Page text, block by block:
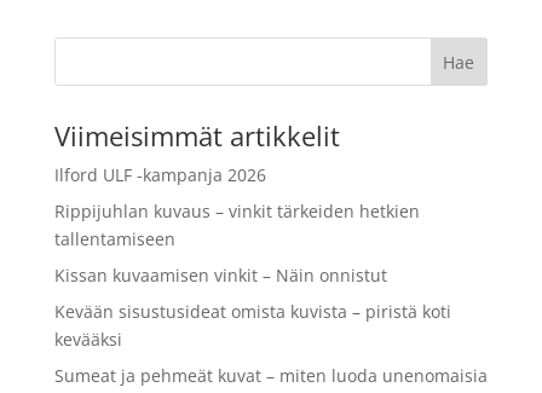
Viimeisimmät artikkelit
Ilford ULF -kampanja 2026
Rippijuhlan kuvaus – vinkit tärkeiden hetkien
tallentamiseen
Kissan kuvaamisen vinkit – Näin onnistut
Kevään sisustusideat omista kuvista – piristä koti
kevääksi
Sumeat ja pehmeät kuvat – miten luoda unenomaisia